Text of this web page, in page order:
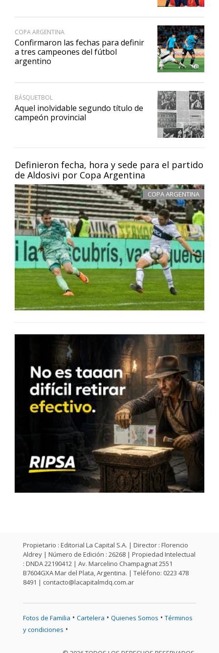
Definieron fecha, hora y sede para el partido
de Aldosivi por Copa Argentina
COPA ARGENTINA
COPA ARGENTINA
Confirmaron las fechas para definir
a tres campeones del fútbol
argentino
BÁSQUETBOL
Aquel inolvidable segundo título de
campeón provincial
Propietario : Editorial La Capital S.A. | Director : Florencio
Aldrey | Número de Edición : 26268 | Propiedad Intelectual
: DNDA 22190412 | Av. Marcelino Champagnat 2551
B7604GXA Mar del Plata, Argentina. | Teléfono: 0223 478
8491 | contacto@lacapitalmdq.com.ar
Fotos de Familia • Cartelera • Quienes Somos • Términos
y condiciones •